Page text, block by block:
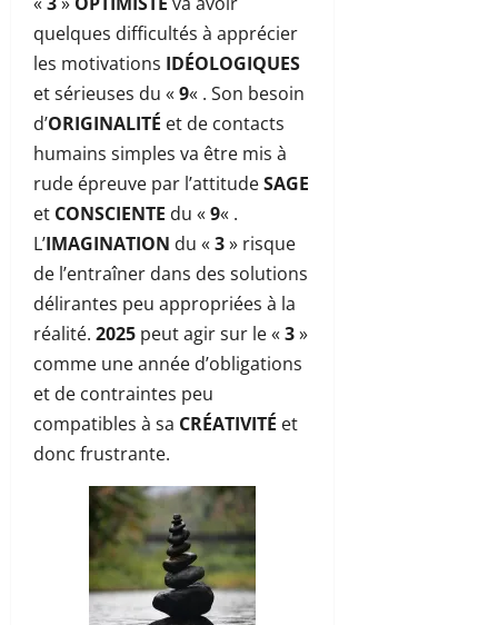
quelques difficultés à apprécier
les motivations IDÉOLOGIQUES
et sérieuses du «9« . Son besoin
d’ORIGINALITÉ et de contacts
humains simples va être mis à
rude épreuve par l’attitudeSAGE
et CONSCIENTE du «9« .
L’IMAGINATION du «3» risque
de l’entraîner dans des solutions
délirantes peu appropriées à la
réalité. 2025 peut agir sur le «3»
comme une année d’obligations
et de contraintes peu
compatibles à sa CRÉATIVITÉ et
donc frustrante.